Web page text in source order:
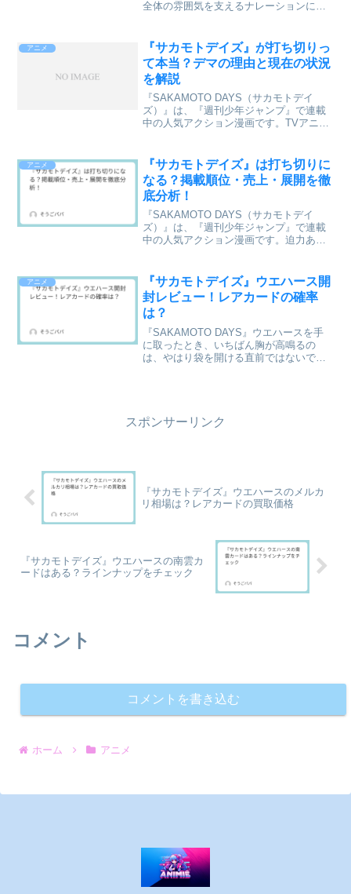
全体の雰囲気を支えるナレーションにも
レーションが物語のテンポや世界観を引
き立てる重要な役...
アニメ
『サカモトデイズ』が打ち切りっ
て本当？デマの理由と現在の状況
を解説
『SAKAMOTO DAYS（サカモトデイ
ズ）』は、『週刊少年ジャンプ』で連載
中の人気アクション漫画です。TVアニメ
噂を目にした人もいるのではないでしょ
うか。しかし、現...
アニメ
『サカモトデイズ』は打ち切りに
なる？掲載順位・売上・展開を徹
底分析！
『SAKAMOTO DAYS（サカモトデイ
ズ）』は、『週刊少年ジャンプ』で連載
中の人気アクション漫画です。迫力ある
SNSでは「掲載順位が下がっている」
「打ち切りが近いので...
アニメ
『サカモトデイズ』ウエハース開
封レビュー！レアカードの確率
は？
『SAKAMOTO DAYS』ウエハースを手
に取ったとき、いちばん胸が高鳴るの
は、やはり袋を開ける直前ではないでし
スポンサーリンク
『サカモトデイズ』ウエハースのメルカ
リ相場は？レアカードの買取価格
『サカモトデイズ』ウエハースの南雲カ
ードはある？ラインナップをチェック
コメント
コメントを書き込む
ホーム アニメ